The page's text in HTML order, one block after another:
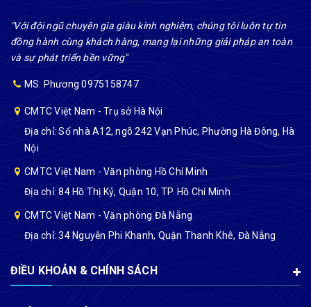
"Với đội ngũ chuyên gia giàu kinh nghiệm, chúng tôi luôn tự tin
đồng hành cùng khách hàng, mang lại những giải pháp an toàn
và sự phát triển bền vững"
MS. Phương 0975158747
CMTC Việt Nam - Trụ sở Hà Nội
Địa chỉ: Số nhà A12, ngõ 242 Vạn Phúc, Phường Hà Đông, Hà
Nội
CMTC Việt Nam - Văn phòng Hồ Chí Minh
Địa chỉ: 84 Hồ Thị Kỷ, Quận 10, TP. Hồ Chí Minh
CMTC Việt Nam - Văn phòng Đà Nẵng
Địa chỉ: 34 Nguyễn Phi Khanh, Quận Thanh Khê, Đà Nẵng
ĐIỀU KHOẢN & CHÍNH SÁCH